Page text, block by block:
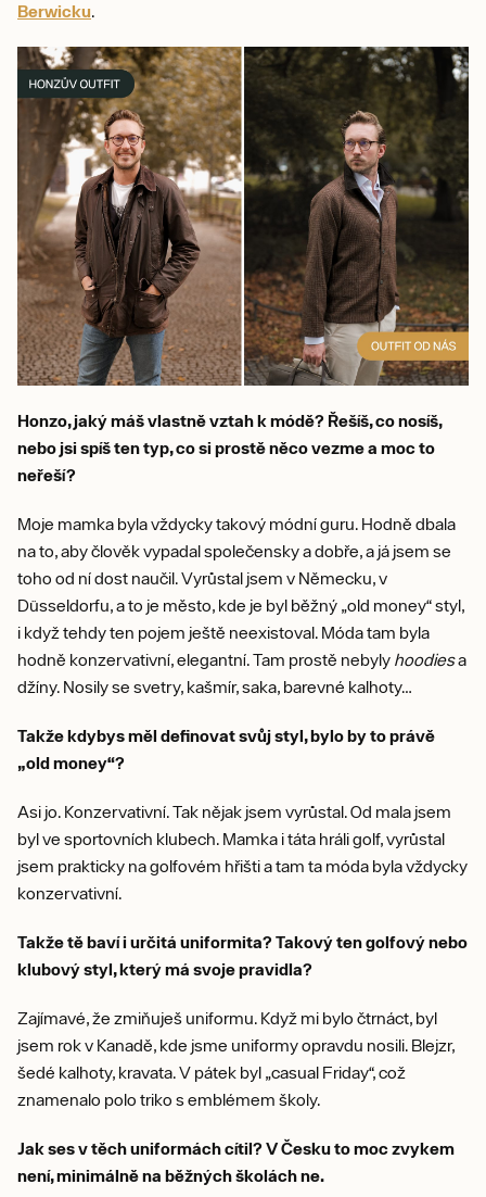
Berwicku.
Honzo, jaký máš vlastně vztah k módě? Řešíš, co nosíš,
nebo jsi spíš ten typ, co si prostě něco vezme a moc to
neřeší?
Moje mamka byla vždycky takový módní guru. Hodně dbala
na to, aby člověk vypadal společensky a dobře, a já jsem se
toho od ní dost naučil. Vyrůstal jsem v Německu, v
Düsseldorfu, a to je město, kde je byl běžný „old money“ styl,
i když tehdy ten pojem ještě neexistoval. Móda tam byla
hodně konzervativní, elegantní. Tam prostě nebyly hoodiesa
džíny. Nosily se svetry, kašmír, saka, barevné kalhoty…
Takže kdybys měl definovat svůj styl, bylo by to právě
„old money“?
Asi jo. Konzervativní. Tak nějak jsem vyrůstal. Od mala jsem
byl ve sportovních klubech. Mamka i táta hráli golf, vyrůstal
jsem prakticky na golfovém hřišti a tam ta móda byla vždycky
konzervativní.
Takže tě baví i určitá uniformita? Takový ten golfový nebo
klubový styl, který má svoje pravidla?
Zajímavé, že zmiňuješ uniformu. Když mi bylo čtrnáct, byl
jsem rok v Kanadě, kde jsme uniformy opravdu nosili. Blejzr,
šedé kalhoty, kravata. V pátek byl „casual Friday“, což
znamenalo polo triko s emblémem školy.
Jak ses v těch uniformách cítil? V Česku to moc zvykem
není, minimálně na běžných školách ne.